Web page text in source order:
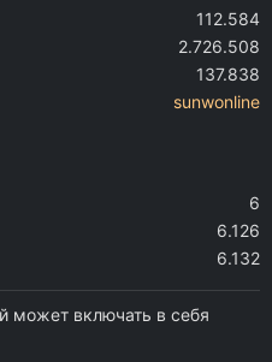
112.584
2.726.508
137.838
sunwonline
6
6.126
6.132
может включать в себя